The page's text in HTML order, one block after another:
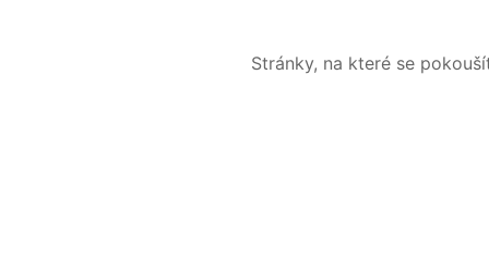
Stránky, na které se